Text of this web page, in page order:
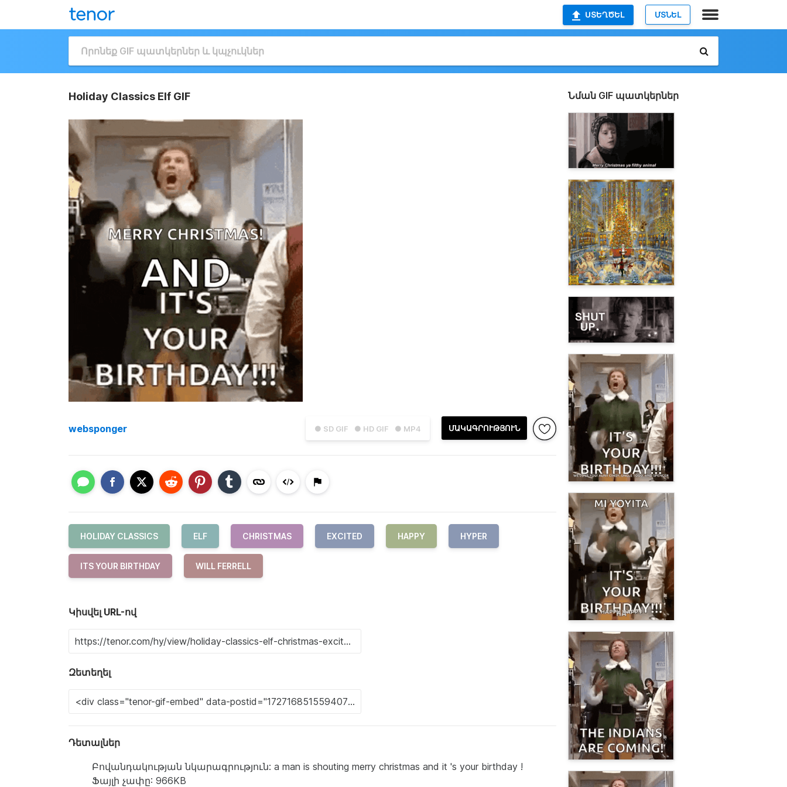
ՍՏԵՂԾԵԼ ՄՏՆԵԼ
Holiday Classics Elf GIF
● SD GIF ● HD GIF ● MP4 ՄԱԿԱԳՐՈՒԹՅՈՒՆ
websponger
HOLIDAY CLASSICS ELF CHRISTMAS EXCITED HAPPY HYPER
ITS YOUR BIRTHDAY WILL FERRELL
Կիսվել URL-ով
Զետեղել
Դետալներ
Բովանդակության նկարագրություն: a man is shouting merry christmas and it 's your birthday !
Ֆայլի չափը: 966KB
Նման GIF պատկերներ